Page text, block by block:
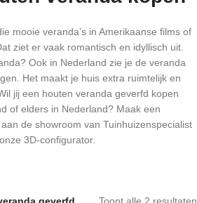
mooie veranda’s in Amerikaanse films of
ziet er vaak romantisch en idyllisch uit.
Ook in Nederland zie je de veranda
Het maakt je huis extra ruimtelijk en
jij een houten veranda geverfd kopen
of elders in Nederland? Maak een
de showroom van Tuinhuizenspecialist
3D-configurator.